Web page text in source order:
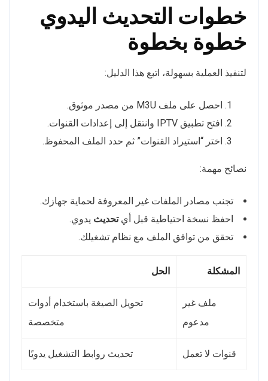
خطوات التحديث اليدوي
خطوة بخطوة
لتنفيذ العملية بسهولة، اتبع هذا الدليل:
احصل على ملف M3U من مصدر موثوق.
افتح تطبيق IPTV وانتقل إلى إعدادات القنوات.
اختر “استيراد القنوات” ثم حدد الملف المحفوظ.
نصائح مهمة:
تجنب مصادر الملفات غير المعروفة لحماية جهازك.
احفظ نسخة احتياطية قبل أيتحديث يدوي.
تحقق من توافق الملف مع نظام تشغيلك.
المشكلة الحل
ملف غير
مدعوم
تحويل الصيغة باستخدام أدوات
متخصصة
قنوات لا تعمل تحديث روابط التشغيل يدويًا